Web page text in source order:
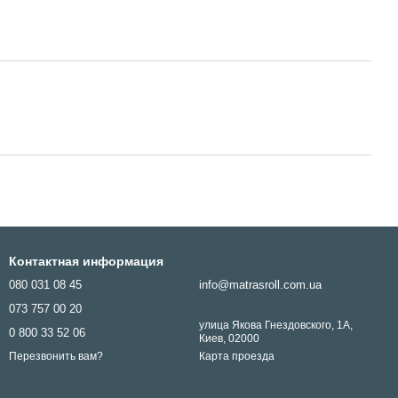
Контактная информация
080 031 08 45
073 757 00 20
0 800 33 52 06
Перезвонить вам?
info@matrasroll.com.ua
улица Якова Гнездовского, 1А,
Киев, 02000
Карта проезда